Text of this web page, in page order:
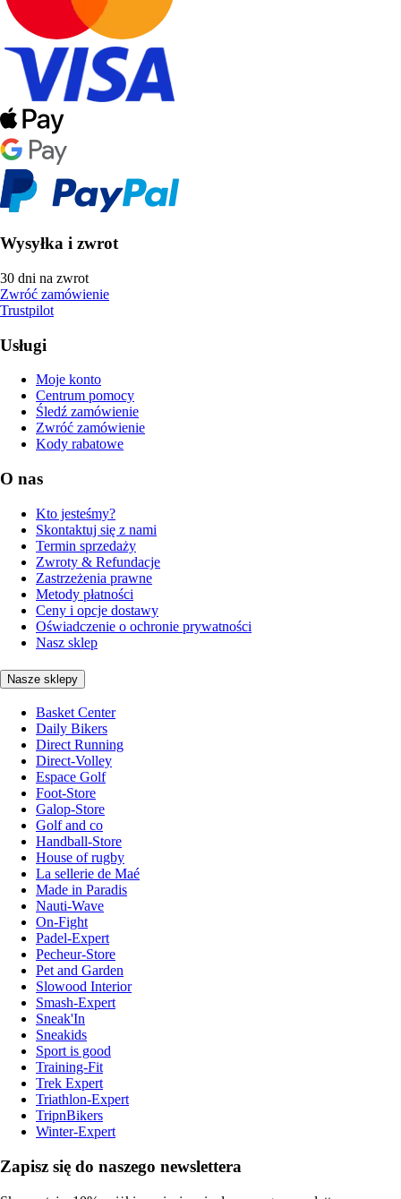
Wysyłka i zwrot
30 dni na zwrot
Zwróć zamówienie
Trustpilot
Usługi
Moje konto
Centrum pomocy
Śledź zamówienie
Zwróć zamówienie
Kody rabatowe
O nas
Kto jesteśmy?
Skontaktuj się z nami
Termin sprzedaży
Zwroty & Refundacje
Zastrzeżenia prawne
Metody płatności
Ceny i opcje dostawy
Oświadczenie o ochronie prywatności
Nasz sklep
Nasze sklepy
Basket Center
Daily Bikers
Direct Running
Direct-Volley
Espace Golf
Foot-Store
Galop-Store
Golf and co
Handball-Store
House of rugby
La sellerie de Maé
Made in Paradis
Nauti-Wave
On-Fight
Padel-Expert
Pecheur-Store
Pet and Garden
Slowood Interior
Smash-Expert
Sneak'In
Sneakids
Sport is good
Training-Fit
Trek Expert
Triathlon-Expert
TripnBikers
Winter-Expert
Zapisz się do naszego newslettera